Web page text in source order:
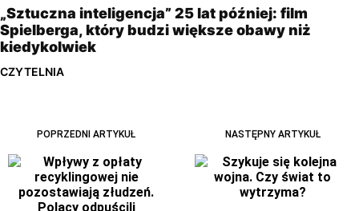
„Sztuczna inteligencja” 25 lat później: film
Spielberga, który budzi większe obawy niż
kiedykolwiek
CZYTELNIA
POPRZEDNI ARTYKUŁ NASTĘPNY ARTYKUŁ